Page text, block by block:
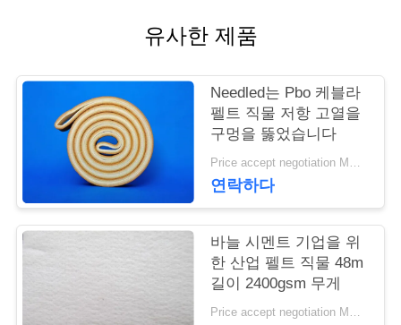
세
요
유사한 제품
Needled는 Pbo 케블라
펠트 직물 저항 고열을
구멍을 뚫었습니다
Price accept negotiation MOQ:1m2
연락하다
바늘 시멘트 기업을 위
한 산업 펠트 직물 48m
길이 2400gsm 무게
Price accept negotiation MOQ:1 PC